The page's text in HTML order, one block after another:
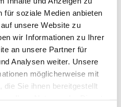
für soziale Medien anbieten
unsere Website zu
wir Informationen zu Ihrer
an unsere Partner für
Analysen weiter. Unsere
möglicherweise mit
die Sie ihnen bereitgestellt
Sie auch